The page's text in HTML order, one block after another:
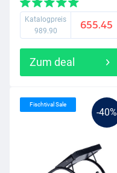
Katalogpreis
989.90
655.45
Zum deal
-40%
Fischtival Sale